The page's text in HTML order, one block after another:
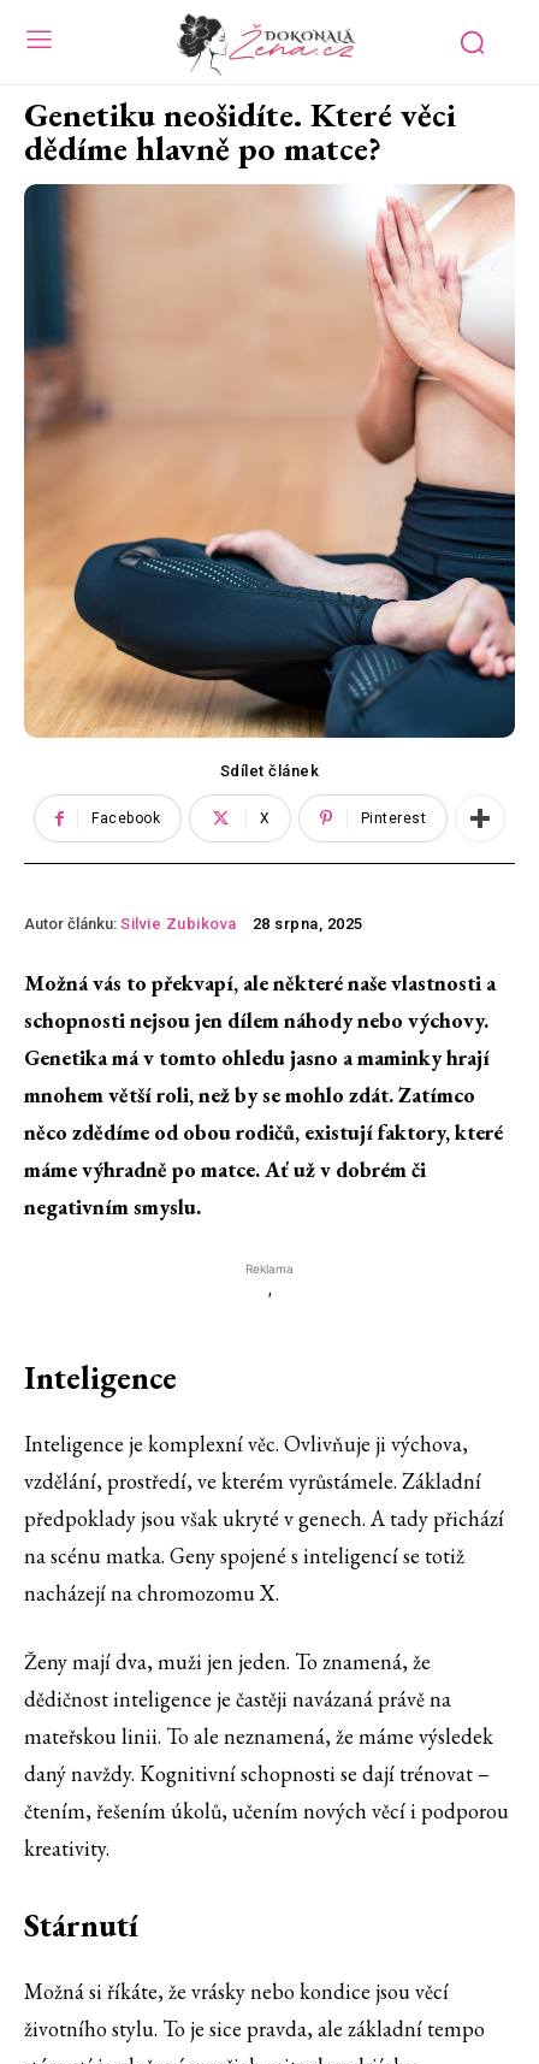
Genetiku neošidíte. Které věci
dědíme hlavně po matce?
Sdílet článek
Facebook X Pinterest
Autor článku: Silvie Zubikova 28 srpna, 2025
Možná vás to překvapí, ale některé naše vlastnosti a
schopnosti nejsou jen dílem náhody nebo výchovy.
Genetika má v tomto ohledu jasno a maminky hrají
mnohem větší roli, než by se mohlo zdát. Zatímco
něco zdědíme od obou rodičů, existují faktory, které
máme výhradně po matce. Ať už v dobrém či
negativním smyslu.
Reklama
'
Inteligence
Inteligence je komplexní věc. Ovlivňuje ji výchova,
vzdělání, prostředí, ve kterém vyrůstámele. Základní
předpoklady jsou však ukryté v genech. A tady přichází
na scénu matka. Geny spojené s inteligencí se totiž
nacházejí na chromozomu X.
Ženy mají dva, muži jen jeden. To znamená, že
dědičnost inteligence je častěji navázaná právě na
mateřskou linii. To ale neznamená, že máme výsledek
daný navždy. Kognitivní schopnosti se dají trénovat –
čtením, řešením úkolů, učením nových věcí i podporou
kreativity.
Stárnutí
Možná si říkáte, že vrásky nebo kondice jsou věcí
životního stylu. To je sice pravda, ale základní tempo